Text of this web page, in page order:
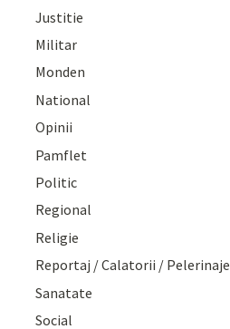
Justitie
Militar
Monden
National
Opinii
Pamflet
Politic
Regional
Religie
Reportaj / Calatorii / Pelerinaje
Sanatate
Social